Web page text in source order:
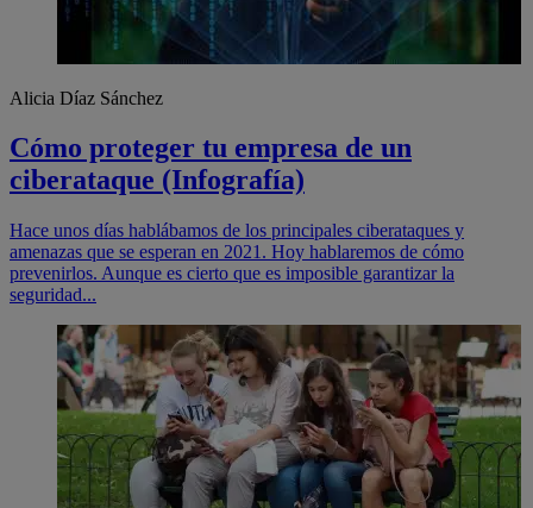
Alicia Díaz Sánchez
Cómo proteger tu empresa de un
ciberataque (Infografía)
Hace unos días hablábamos de los principales ciberataques y
amenazas que se esperan en 2021. Hoy hablaremos de cómo
prevenirlos. Aunque es cierto que es imposible garantizar la
seguridad...